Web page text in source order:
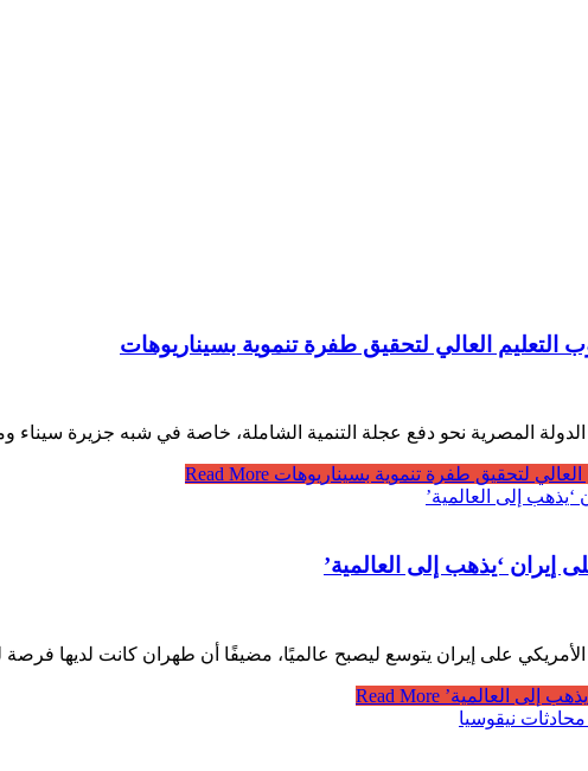
العالي لتحقيق طفرة تنموية بسيناريوهات
لتحقيق طفرة تنموية بسيناريوهات
إيران ‘يذهب إلى العالمية’
على إيران يتوسع ليصبح عالميًا، مضيفًا أن طهران كانت لديها
إلى العالمية’